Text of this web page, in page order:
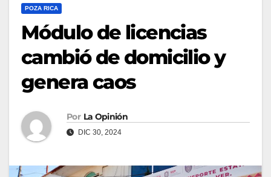
POZA RICA
Módulo de licencias
cambió de domicilio y
genera caos
Por La Opinión
DIC 30, 2024